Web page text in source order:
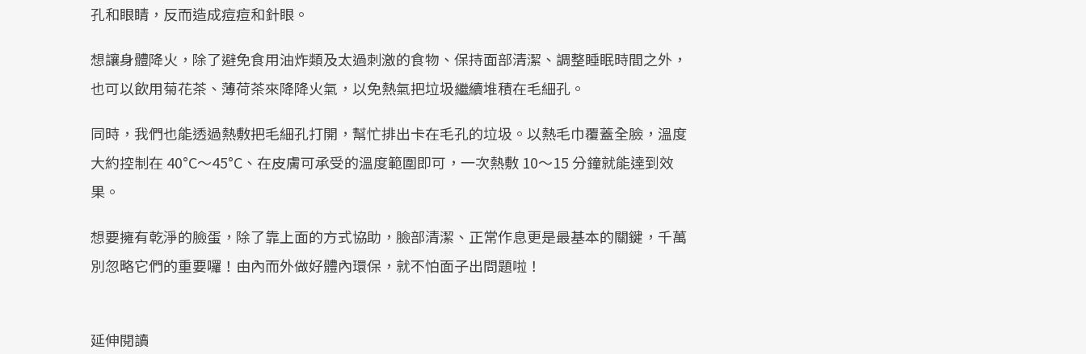
孔和眼睛，反而造成痘痘和針眼。
想讓身體降火，除了避免食用油炸類及太過刺激的食物、保持面部清潔、調整睡眠時間之外，
也可以飲用菊花茶、薄荷茶來降降火氣，以免熱氣把垃圾繼續堆積在毛細孔。
同時，我們也能透過熱敷把毛細孔打開，幫忙排出卡在毛孔的垃圾。以熱毛巾覆蓋全臉，溫度
大約控制在 40°C～45°C、在皮膚可承受的溫度範圍即可，一次熱敷 10～15 分鐘就能達到效
果。
想要擁有乾淨的臉蛋，除了靠上面的方式協助，臉部清潔、正常作息更是最基本的關鍵，千萬
別忽略它們的重要囉！由內而外做好體內環保，就不怕面子出問題啦！
延伸閱讀